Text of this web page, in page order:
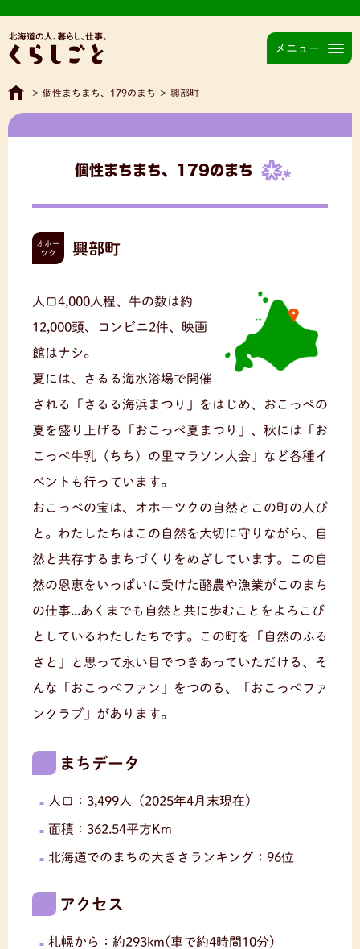
メニュー
> 個性まちまち、179のまち > 興部町
個性まちまち、179のまち
オホー
ツク
興部町
人口4,000人程、牛の数は約
12,000頭、コンビニ2件、映画
館はナシ。
夏には、さるる海水浴場で開催
される「さるる海浜まつり」をはじめ、おこっぺの
夏を盛り上げる「おこっぺ夏まつり」、秋には「お
こっぺ牛乳（ちち）の里マラソン大会」など各種イ
ベントも行っています。
おこっぺの宝は、オホーツクの自然とこの町の人び
と。わたしたちはこの自然を大切に守りながら、自
然と共存するまちづくりをめざしています。この自
然の恩恵をいっぱいに受けた酪農や漁業がこのまち
の仕事...あくまでも自然と共に歩むことをよろこび
としているわたしたちです。この町を「自然のふる
さと」と思って永い目でつきあっていただける、そ
んな「おこっぺファン」をつのる、「おこっぺファ
ンクラブ」があります。
まちデータ
人口：3,499人（2025年4月末現在）
面積：362.54平方Km
北海道でのまちの大きさランキング：96位
アクセス
札幌から：約293km(車で約4時間10分)